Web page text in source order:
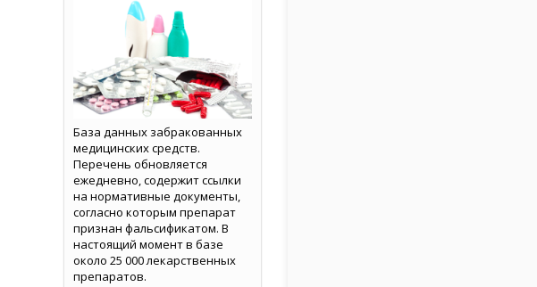
База данных забракованных
медицинских средств.
Перечень обновляется
ежедневно, содержит ссылки
на нормативные документы,
согласно которым препарат
признан фальсификатом. В
настоящий момент в базе
около 25 000 лекарственных
препаратов.